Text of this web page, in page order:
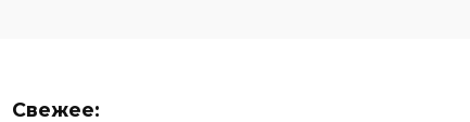
Свежее: